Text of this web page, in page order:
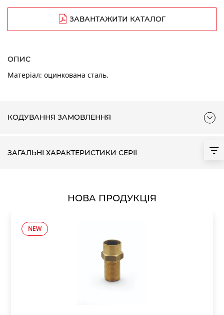
ЗАВАНТАЖИТИ КАТАЛОГ
ОПИС
Матеріал: оцинкована сталь.
КОДУВАННЯ ЗАМОВЛЕННЯ
ЗАГАЛЬНІ ХАРАКТЕРИСТИКИ СЕРІЇ
НОВА ПРОДУКЦІЯ
NEW